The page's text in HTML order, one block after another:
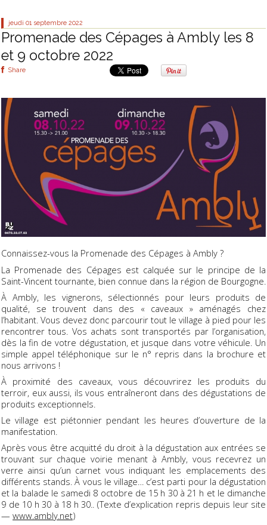
jeudi 01 septembre 2022
Promenade des Cépages à Ambly les 8
et 9 octobre 2022
Share
Connaissez-vous la Promenade des Cépages à Ambly ?
La Promenade des Cépages est calquée sur le principe de la
Saint-Vincent tournante, bien connue dans la région de Bourgogne.
À Ambly, les vignerons, sélectionnés pour leurs produits de
qualité, se trouvent dans des « caveaux » aménagés chez
l’habitant. Vous devez donc parcourir tout le village à pied pour les
rencontrer tous. Vos achats sont transportés par l’organisation,
dès la fin de votre dégustation, et jusque dans votre véhicule. Un
simple appel téléphonique sur le n° repris dans la brochure et
nous arrivons !
À proximité des caveaux, vous découvrirez les produits du
terroir, eux aussi, ils vous entraîneront dans des dégustations de
produits exceptionnels.
Le village est piétonnier pendant les heures d’ouverture de la
manifestation.
Après vous être acquitté du droit à la dégustation aux entrées se
trouvant sur chaque voirie menant à Ambly, vous recevrez un
verre ainsi qu’un carnet vous indiquant les emplacements des
différents stands. À vous le village… c’est parti pour la dégustation
et la balade le samedi 8 octobre de 15 h 30 à 21 h et le dimanche
9 de 10 h 30 à 18 h 30.. (Texte d’explication repris depuis leur site
— www.ambly.net)